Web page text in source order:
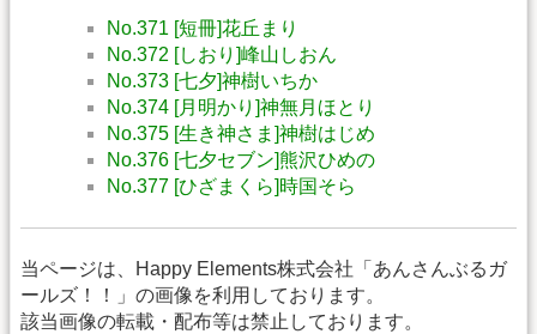
No.371 [短冊]花丘まり
No.372 [しおり]峰山しおん
No.373 [七夕]神樹いちか
No.374 [月明かり]神無月ほとり
No.375 [生き神さま]神樹はじめ
No.376 [七夕セブン]熊沢ひめの
No.377 [ひざまくら]時国そら
当ページは、Happy Elements株式会社「あんさんぶるガ
ールズ！！」の画像を利用しております。
該当画像の転載・配布等は禁止しております。